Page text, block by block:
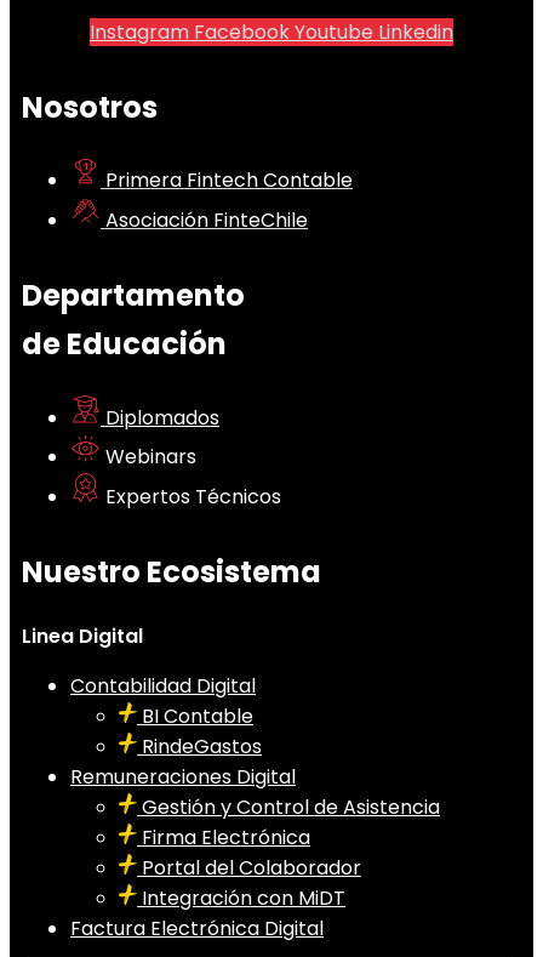
Instagram FacebookYoutube Linkedin
Nosotros
Primera Fintech Contable
Asociación FinteChile
Departamento
de Educación
Diplomados
Webinars
Expertos Técnicos
Nuestro Ecosistema
Linea Digital
Contabilidad Digital
BI Contable
RindeGastos
Remuneraciones Digital
Gestión y Control de Asistencia
Firma Electrónica
Portal del Colaborador
Integración con MiDT
Factura Electrónica Digital